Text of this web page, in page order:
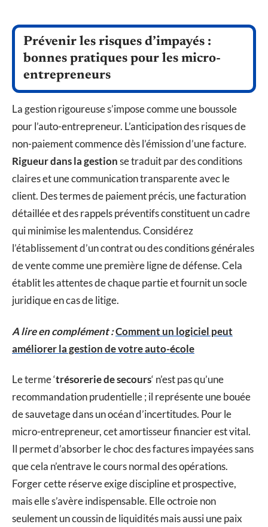
Prévenir les risques d’impayés :
bonnes pratiques pour les micro-
entrepreneurs
La gestion rigoureuse s’impose comme une boussole
pour l’auto-entrepreneur. L’anticipation des risques de
non-paiement commence dès l’émission d’une facture.
Rigueur dans la gestionse traduit par des conditions
claires et une communication transparente avec le
client. Des termes de paiement précis, une facturation
détaillée et des rappels préventifs constituent un cadre
qui minimise les malentendus. Considérez
l’établissement d’un contrat ou des conditions générales
de vente comme une première ligne de défense. Cela
établit les attentes de chaque partie et fournit un socle
juridique en cas de litige.
A lire en complément :Comment un logiciel peut
améliorer la gestion de votre auto-école
Le terme ‘trésorerie de secours‘ n’est pas qu’une
recommandation prudentielle ; il représente une bouée
de sauvetage dans un océan d’incertitudes. Pour le
micro-entrepreneur, cet amortisseur financier est vital.
Il permet d’absorber le choc des factures impayées sans
que cela n’entrave le cours normal des opérations.
Forger cette réserve exige discipline et prospective,
mais elle s’avère indispensable. Elle octroie non
seulement un coussin de liquidités mais aussi une paix